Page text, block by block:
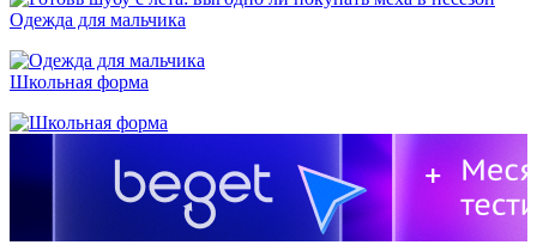
Одежда для мальчика
Школьная форма